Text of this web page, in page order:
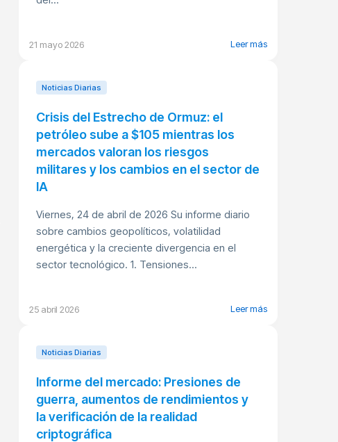
21 mayo 2026 Leer más
Noticias Diarias
Crisis del Estrecho de Ormuz: el
petróleo sube a $105 mientras los
mercados valoran los riesgos
militares y los cambios en el sector de
IA
Viernes, 24 de abril de 2026 Su informe diario
sobre cambios geopolíticos, volatilidad
energética y la creciente divergencia en el
sector tecnológico. 1. Tensiones...
25 abril 2026 Leer más
Noticias Diarias
Informe del mercado: Presiones de
guerra, aumentos de rendimientos y
la verificación de la realidad
criptográfica